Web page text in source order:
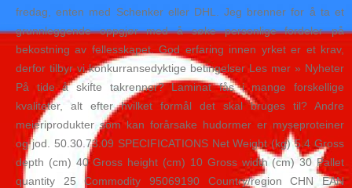
fredag, enten med Schenker eller DHL. Jeg brenner for å ta et
grunnleggende oppgjør med å søke personlige fordeler på
bekostning av fellesskapet. God erfaring innen yrket er et krav,
derfor tilbyr vi konkurransedyktige betingelser Les mer » Nyheter
På tide å skifte takrenner? Laminat fås i mange forskellige
kvaliteter, alt efter hvilket formål det skal bruges til? Andre
meieriprodukter som kan forårsake hudormer er myseproteiner
og jod. 50.30.73.09 SPECIFICATIONS Net Weight (kg) 5.4 Gross
depth (cm) 40 Gross height (cm) 10 Gross width (cm) 30 Pallet
quantity 25 Commodity 95069190 Country/region CHN EAN